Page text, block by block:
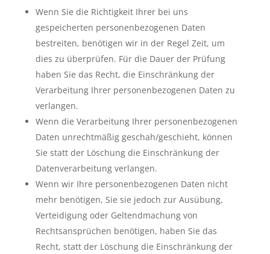
Wenn Sie die Richtigkeit Ihrer bei uns
gespeicherten personenbezogenen Daten
bestreiten, benötigen wir in der Regel Zeit, um
dies zu überprüfen. Für die Dauer der Prüfung
haben Sie das Recht, die Einschränkung der
Verarbeitung Ihrer personenbezogenen Daten zu
verlangen.
Wenn die Verarbeitung Ihrer personenbezogenen
Daten unrechtmäßig geschah/geschieht, können
Sie statt der Löschung die Einschränkung der
Datenverarbeitung verlangen.
Wenn wir Ihre personenbezogenen Daten nicht
mehr benötigen, Sie sie jedoch zur Ausübung,
Verteidigung oder Geltendmachung von
Rechtsansprüchen benötigen, haben Sie das
Recht, statt der Löschung die Einschränkung der